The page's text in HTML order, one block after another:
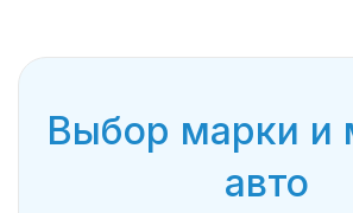
Выбор марки и
авто